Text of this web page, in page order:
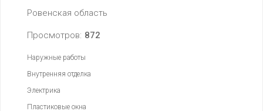
Ровенская область
Просмотров: 872
Наружные работы
Внутренняя отделка
Электрика
Пластиковые окна